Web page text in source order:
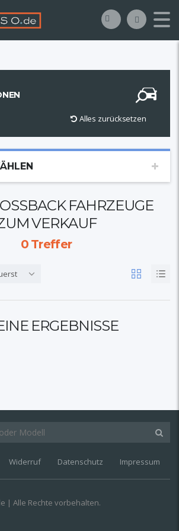
Alles zurücksetzen
FAHRZEUGE
VERKAUF
0Treffer
ERGEBNISSE
Widerruf Datenschutz Impressum
| Alle Rechte vorbehalten.